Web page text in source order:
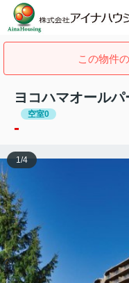
この物件
ヨコハマオール
空室0
-
1/4